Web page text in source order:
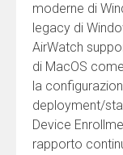
moderne di
legacy di
AirWatch
di MacOS
la
deployment/
Device
rapporto